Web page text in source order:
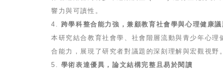
響力與可讀性。
4. 跨學科整合能力強，兼顧教育社會學與心理健康議
本研究結合教育社會學、社會階層流動與青少年心
合能力，展現了研究者對議題的深刻理解與宏觀視野。
5. 學術表達優異，論文結構完整且易於閱讀